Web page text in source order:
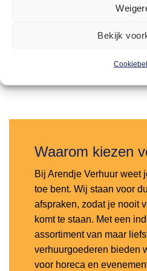
Bekijk
Partytent – Easy up – 8 x 4m –
Waarom kiezen
Bij Arendje Verhuur weet
toe bent. Wij staan voor
afspraken, zodat je nooit
komt te staan. Met een
assortiment van maar
verhuurgoederen bieden
voor horeca en